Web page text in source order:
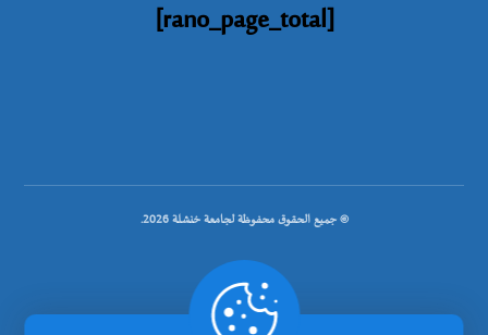
[rano_page_total]
© جميع الحقوق محفوظة لجامعة خنشلة 2026.
.